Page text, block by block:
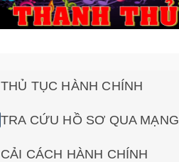
THỦ TỤC HÀNH CHÍNH
TRA CỨU HỒ SƠ QUA MẠNG
CẢI CÁCH HÀNH CHÍNH